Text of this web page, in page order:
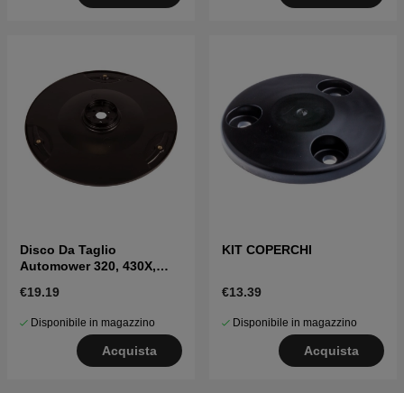
Disco Da Taglio
Automower 320, 430X,
€19.19
Disponibile in magazzino
Acquista
KIT COPERCHI
€13.39
Disponibile in magazzino
Acquista